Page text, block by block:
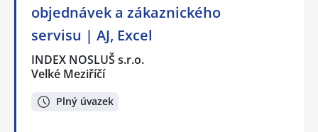
objednávek a zákaznického
servisu | AJ, Excel
INDEX NOSLUŠ s.r.o.
Velké Meziříčí
Plný úvazek